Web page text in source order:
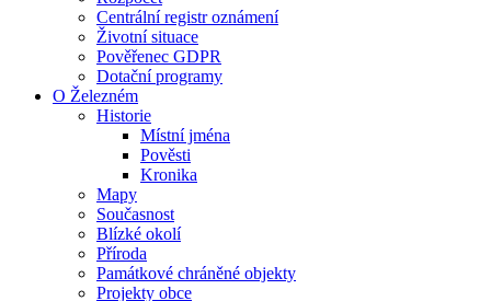
Centrální registr oznámení
Životní situace
Pověřenec GDPR
Dotační programy
O Železném
Historie
Místní jména
Pověsti
Kronika
Mapy
Současnost
Blízké okolí
Příroda
Památkové chráněné objekty
Projekty obce